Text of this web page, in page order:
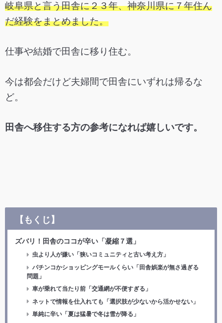
岐阜県と言う田舎に２３年、神奈川県に７年住ん
だ経験をまとめました。
仕事や結婚で田舎に移り住む。
今は都会だけど夫婦間で田舎にいずれは帰るな
ど。
田舎へ移住する方の参考になれば嬉しいです。
【もくじ】
ズバリ！田舎のココが辛い「凝縮７選」
虫より人が嫌い「狭いコミュニティと古い考え方」
パチンコかショッピングモールくらい「田舎娯楽が無さ過ぎる
問題」
車が乗れて当たり前「交通網が不便すぎる」
ネットで情報を仕入れても「選択肢が少ないから活かせない」
単純に辛い「夏は猛暑で冬は雪が降る」